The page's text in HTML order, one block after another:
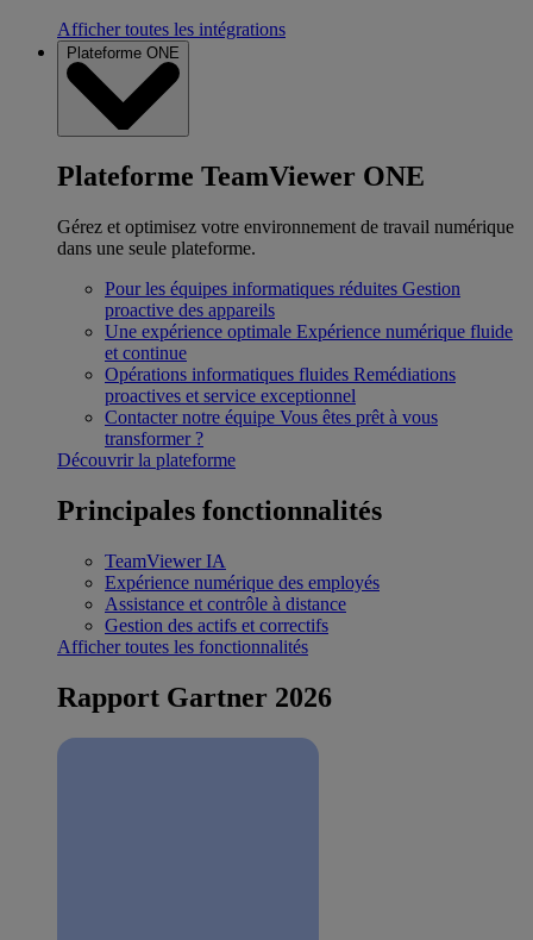
Afficher toutes les intégrations
Plateforme ONE
Plateforme TeamViewer ONE
Gérez et optimisez votre environnement de travail numérique
dans une seule plateforme.
Pour les équipes informatiques réduites Gestion
proactive des appareils
Une expérience optimale Expérience numérique fluide
et continue
Opérations informatiques fluides Remédiations
proactives et service exceptionnel
Contacter notre équipe Vous êtes prêt à vous
transformer ?
Découvrir la plateforme
Principales fonctionnalités
TeamViewer IA
Expérience numérique des employés
Assistance et contrôle à distance
Gestion des actifs et correctifs
Afficher toutes les fonctionnalités
Rapport Gartner 2026